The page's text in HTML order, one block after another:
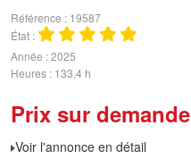
Référence
19587
État
Année 2025
Heures 133,4 h
Prix sur demande
Voir l'annonce en détail